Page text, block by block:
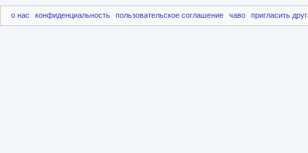
о нас конфиденциальность пользовательское соглашение чаво пригласить